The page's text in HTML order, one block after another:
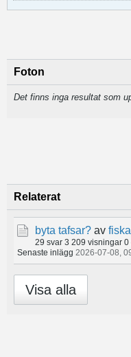
Foton
Det finns inga resultat som
Relaterat
byta tafsar? av
29 svar 3 209 visningar 0
Senaste inlägg 2026-07-08,
Visa alla